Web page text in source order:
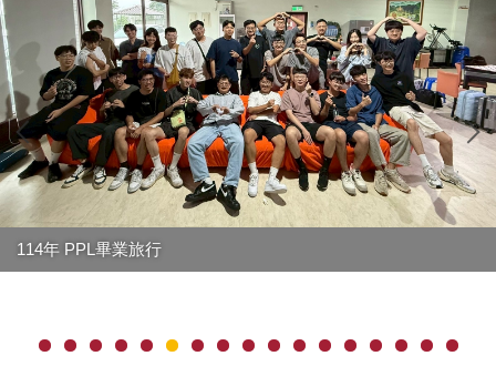
114年 PPL畢業旅行